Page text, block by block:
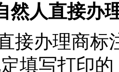
然人直接办
接办理商标
填写打印